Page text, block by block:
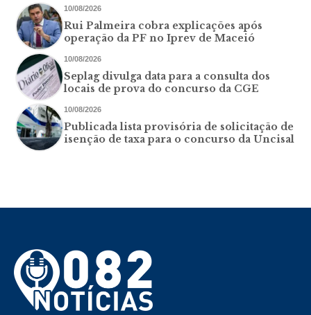
10/08/2026
Rui Palmeira cobra explicações após
operação da PF no Iprev de Maceió
10/08/2026
Seplag divulga data para a consulta dos
locais de prova do concurso da CGE
10/08/2026
Publicada lista provisória de solicitação de
isenção de taxa para o concurso da Uncisal